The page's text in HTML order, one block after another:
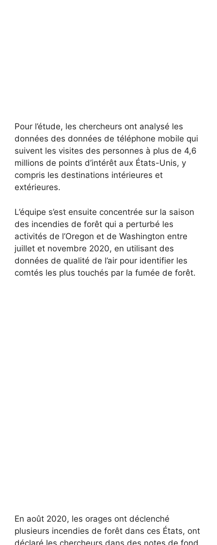
Pour l’étude, les chercheurs ont analysé les
données des données de téléphone mobile qui
suivent les visites des personnes à plus de 4,6
millions de points d’intérêt aux États-Unis, y
compris les destinations intérieures et
extérieures.
L’équipe s’est ensuite concentrée sur la saison
des incendies de forêt qui a perturbé les
activités de l’Oregon et de Washington entre
juillet et novembre 2020, en utilisant des
données de qualité de l’air pour identifier les
comtés les plus touchés par la fumée de forêt.
En août 2020, les orages ont déclenché
plusieurs incendies de forêt dans ces États, ont